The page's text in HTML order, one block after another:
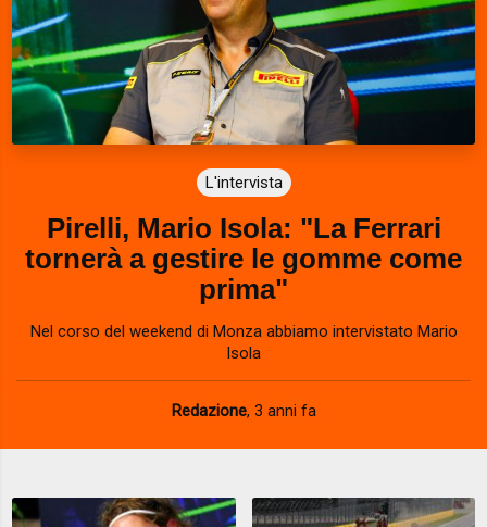
L'intervista
Pirelli, Mario Isola: "La Ferrari
tornerà a gestire le gomme come
prima"
Nel corso del weekend di Monza abbiamo intervistato Mario
Isola
Redazione, 3 anni fa